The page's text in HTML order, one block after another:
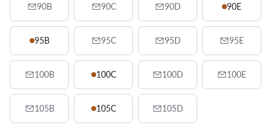
90B 90C 90D 90E
95B 95C 95D 95E
100B 100C 100D 100E
105B 105C 105D